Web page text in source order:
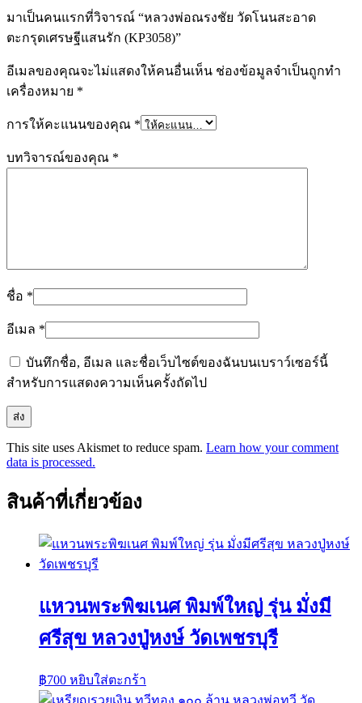
มาเป็นคนแรกที่วิจารณ์ “หลวงพ่อณรงชัย วัดโนนสะอาด
ตะกรุดเศรษฐีแสนรัก (KP3058)”
อีเมลของคุณจะไม่แสดงให้คนอื่นเห็น ช่องข้อมูลจำเป็นถูกทำ
เครื่องหมาย *
การให้คะแนนของคุณ *
บทวิจารณ์ของคุณ *
ชื่อ *
อีเมล *
บันทึกชื่อ, อีเมล และชื่อเว็บไซต์ของฉันบนเบราว์เซอร์นี้
สำหรับการแสดงความเห็นครั้งถัดไป
This site uses Akismet to reduce spam. Learn how your comment
data is processed.
สินค้าที่เกี่ยวข้อง
แหวนพระพิฆเนศ พิมพ์ใหญ่ รุ่น มั่งมี
ศรีสุข หลวงปู่หงษ์ วัดเพชรบุรี
฿700 หยิบใส่ตะกร้า